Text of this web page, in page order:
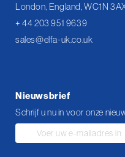
London, England, WC1N
+ 44 203 951 9639
sales@elfa-uk.co.uk
Nieuwsbrief
Schrijf u nu in voor onze
Abonneer
u